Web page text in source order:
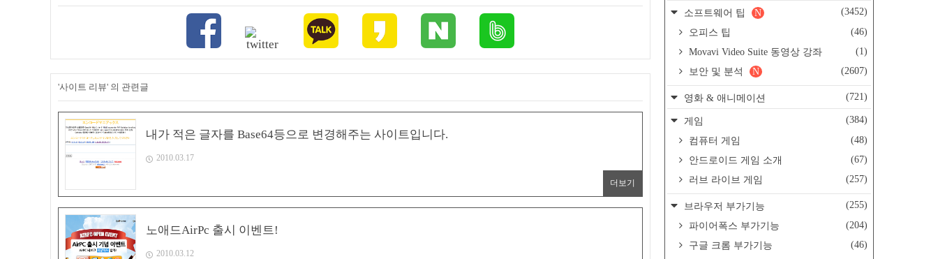
'사이트 리뷰' 의 관련글
내가 적은 글자를 Base64등으로 변경해주는 사이트입니다.
2010.03.17
더보기
노애드AirPc 출시 이벤트!
2010.03.12
소프트웨어 팁 (3452)
N
오피스 팁
(46)
Movavi Video Suite 동영상 강좌
(1)
보안 및 분석
(2607)
N
영화 & 애니메이션 (721)
게임
(384)
컴퓨터 게임
(48)
안드로이드 게임 소개
(67)
러브 라이브 게임
(257)
브라우저 부가기능
(255)
파이어폭스 부가기능
(204)
구글 크롬 부가기능
(46)